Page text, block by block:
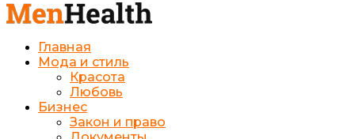
Главная
Мода и стиль
Красота
Любовь
Бизнес
Закон и право